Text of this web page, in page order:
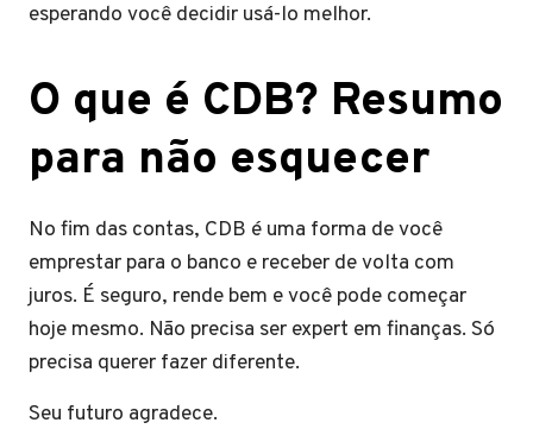
esperando você decidir usá-lo melhor.
​O que é CDB? Resumo
para não esquecer
No fim das contas, CDB é uma forma de você
emprestar para o banco e receber de volta com
juros. É seguro, rende bem e você pode começar
hoje mesmo. Não precisa ser expert em finanças. Só
precisa querer fazer diferente.
Seu futuro agradece.